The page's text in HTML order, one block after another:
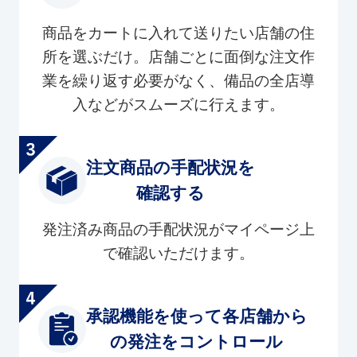
商品をカートに入れて送りたい店舗の住
所を選ぶだけ。店舗ごとに面倒な注文作
業を繰り返す必要がなく、備品の全店導
入などがスムーズに行えます。
注文商品の手配状況を
確認する
発注済み商品の手配状況がマイページ上
で確認いただけます。
承認機能を使って各店舗から
の発注をコントロール